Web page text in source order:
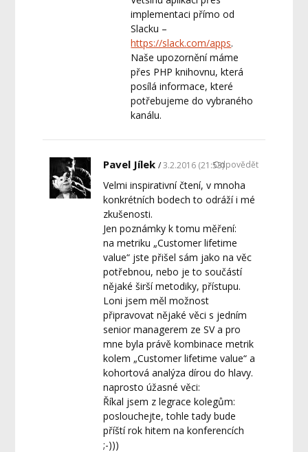
implementaci přímo od
Slacku –
https://slack.com/apps.
Naše upozornění máme
přes PHP knihovnu, která
posílá informace, které
potřebujeme do vybraného
kanálu.
Pavel Jílek 3.2.2016 (21:53)
Velmi inspirativní čtení, v mnoha
konkrétních bodech to odráží i mé
zkušenosti.
Jen poznámky k tomu měření:
na metriku „Customer lifetime
value“ jste přišel sám jako na věc
potřebnou, nebo je to součástí
nějaké širší metodiky, přístupu.
Loni jsem měl možnost
připravovat nějaké věci s jedním
senior managerem ze SV a pro
mne byla právě kombinace metrik
kolem „Customer lifetime value“ a
kohortová analýza dírou do hlavy.
naprosto úžasné věci:
Říkal jsem z legrace kolegům:
poslouchejte, tohle tady bude
příští rok hitem na konferencích
;-)))
Odpovědět